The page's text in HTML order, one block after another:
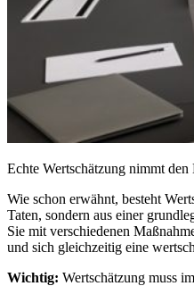
Echte Wertschätzung nimmt den
Wie schon erwähnt, besteht
Taten, sondern aus einer
Sie mit verschiedenen
und sich gleichzeitig eine
Wichtig: Wertschätzung muss